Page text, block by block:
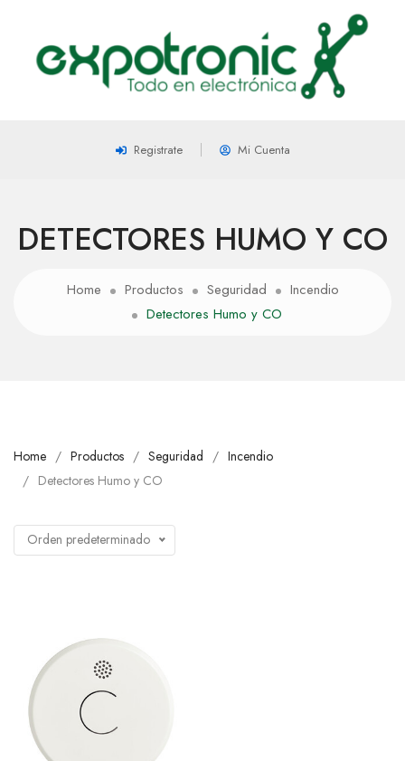
Registrate Mi Cuenta
DETECTORES HUMO Y CO
Home Productos Seguridad
Incendio
Detectores Humo y CO
Home Productos Seguridad
Incendio
Detectores Humo y CO
Orden predeterminado